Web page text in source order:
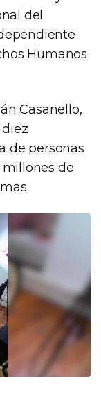
del
Humanos
Casanello,
de personas
de